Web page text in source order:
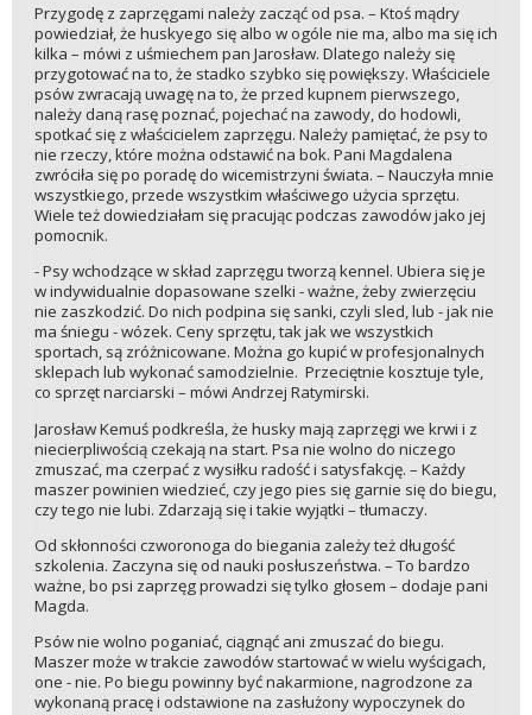
Przygodę z zaprzęgami należy zacząć od psa. – Ktoś mądry
powiedział, że huskyego się albo w ogóle nie ma, albo ma się ich
kilka – mówi z uśmiechem pan Jarosław. Dlatego należy się
przygotować na to, że stadko szybko się powiększy. Właściciele
psów zwracają uwagę na to, że przed kupnem pierwszego,
należy daną rasę poznać, pojechać na zawody, do hodowli,
spotkać się z właścicielem zaprzęgu. Należy pamiętać, że psy to
nie rzeczy, które można odstawić na bok. Pani Magdalena
zwróciła się po poradę do wicemistrzyni świata. – Nauczyła mnie
wszystkiego, przede wszystkim właściwego użycia sprzętu.
Wiele też dowiedziałam się pracując podczas zawodów jako jej
pomocnik.
- Psy wchodzące w skład zaprzęgu tworzą kennel. Ubiera się je
w indywidualnie dopasowane szelki - ważne, żeby zwierzęciu
nie zaszkodzić. Do nich podpina się sanki, czyli sled, lub - jak nie
ma śniegu - wózek. Ceny sprzętu, tak jak we wszystkich
sportach, są zróżnicowane. Można go kupić w profesjonalnych
sklepach lub wykonać samodzielnie. Przeciętnie kosztuje tyle,
co sprzęt narciarski – mówi Andrzej Ratymirski.
Jarosław Kemuś podkreśla, że husky mają zaprzęgi we krwi i z
niecierpliwością czekają na start. Psa nie wolno do niczego
zmuszać, ma czerpać z wysiłku radość i satysfakcję. – Każdy
maszer powinien wiedzieć, czy jego pies się garnie się do biegu,
czy tego nie lubi. Zdarzają się i takie wyjątki – tłumaczy.
Od skłonności czworonoga do biegania zależy też długość
szkolenia. Zaczyna się od nauki posłuszeństwa. – To bardzo
ważne, bo psi zaprzęg prowadzi się tylko głosem – dodaje pani
Magda.
Psów nie wolno poganiać, ciągnąć ani zmuszać do biegu.
Maszer może w trakcie zawodów startować w wielu wyścigach,
one - nie. Po biegu powinny być nakarmione, nagrodzone za
wykonaną pracę i odstawione na zasłużony wypoczynek do